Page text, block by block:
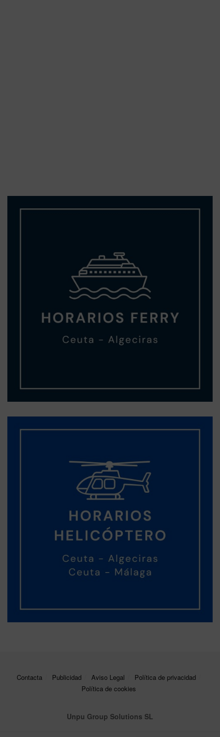
Contacta Publicidad Aviso Legal
Política de privacidad
Política de cookies
Unpu Group Solutions SL